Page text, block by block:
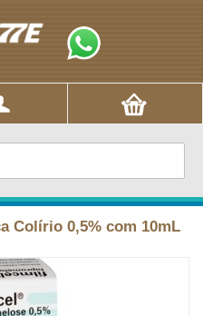
Colírio 0,5% com 10mL